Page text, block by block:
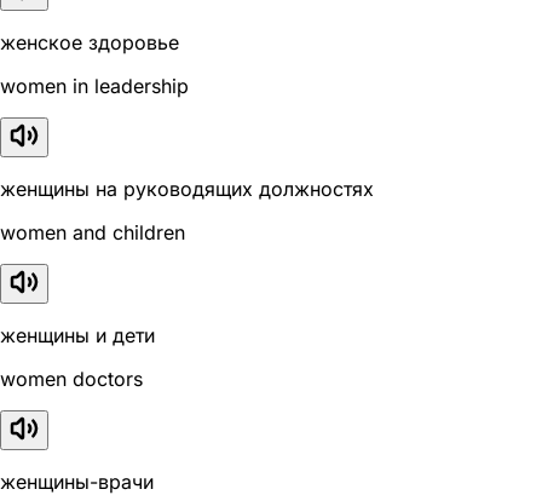
женское здоровье
women in leadership
женщины на руководящих должностях
women and children
женщины и дети
women doctors
женщины-врачи